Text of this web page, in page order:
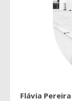
Flávia Pereira